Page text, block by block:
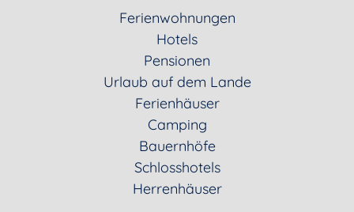
Ferienwohnungen
Hotels
Pensionen
Urlaub auf dem Lande
Ferienhäuser
Camping
Bauernhöfe
Schlosshotels
Herrenhäuser